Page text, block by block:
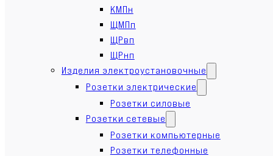
КМПн
ЩМПп
ЩРвп
ЩРнп
Изделия электроустановочные
Розетки электрические
Розетки силовые
Розетки сетевые
Розетки компьютерные
Розетки телефонные